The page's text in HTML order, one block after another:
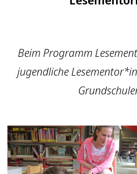
Beim Programm
jugendliche